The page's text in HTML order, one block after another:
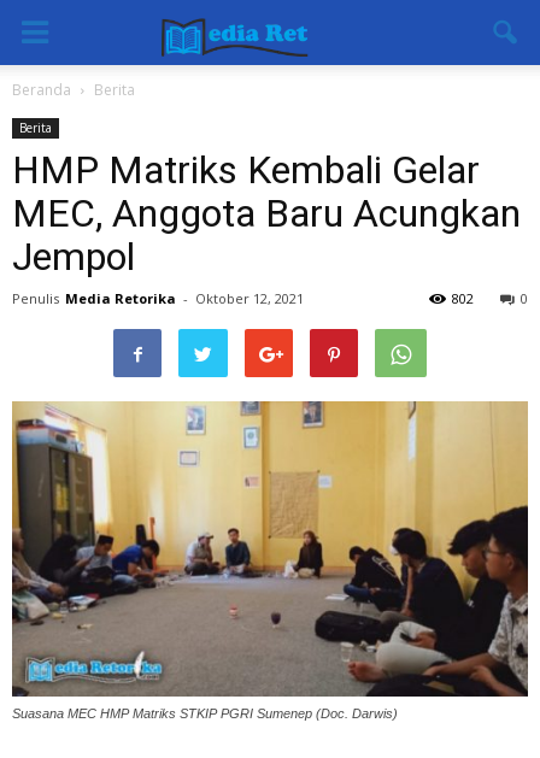
Beranda Berita
Berita
HMP Matriks Kembali Gelar
MEC, Anggota Baru Acungkan
Jempol
Penulis Media Retorika - Oktober 12, 2021 0
802
Suasana MEC HMP Matriks STKIP PGRI Sumenep (Doc. Darwis)